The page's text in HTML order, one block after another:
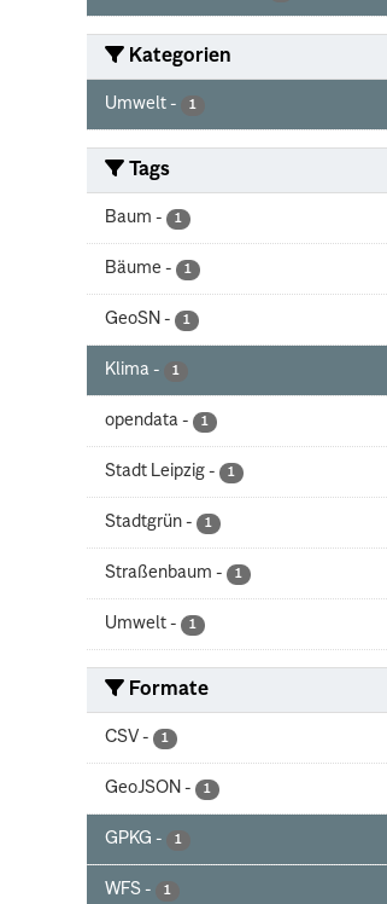
Kategorien
Umwelt - 1
Tags
Baum - 1
Bäume - 1
GeoSN - 1
Klima - 1
opendata - 1
Stadt Leipzig - 1
Stadtgrün - 1
Straßenbaum - 1
Umwelt - 1
Formate
CSV - 1
GeoJSON - 1
GPKG - 1
WFS - 1